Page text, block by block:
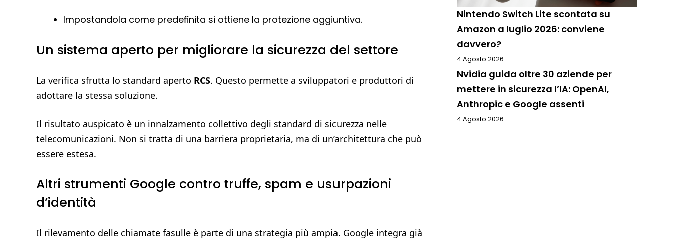
Impostandola come predefinita si ottiene la protezione aggiuntiva.
Un sistema aperto per migliorare la sicurezza del settore
La verifica sfrutta lo standard aperto RCS. Questo permette a sviluppatori e produttori di
adottare la stessa soluzione.
Il risultato auspicato è un innalzamento collettivo degli standard di sicurezza nelle
telecomunicazioni. Non si tratta di una barriera proprietaria, ma di un’architettura che può
essere estesa.
Altri strumenti Google contro truffe, spam e usurpazioni
d’identità
Il rilevamento delle chiamate fasulle è parte di una strategia più ampia. Google integra già
Nintendo Switch Lite scontata su
Amazon a luglio 2026: conviene
davvero?
4 Agosto 2026
Nvidia guida oltre 30 aziende per
mettere in sicurezza l’IA: OpenAI,
Anthropic e Google assenti
4 Agosto 2026